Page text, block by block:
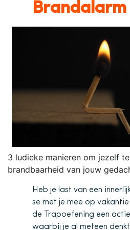
Brandalarm
3 ludieke manieren om jezelf
brandbaarheid van jouw
Heb je last van een
se met je mee op
de Trapoefening een
waarbij je al meteen